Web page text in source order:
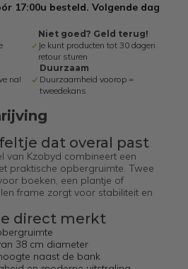
17:00u besteld. Volgende dag
Niet goed? Geld terug!
Je kunt producten tot 30 dagen
retour sturen
na!
Duurzaam
Duurzaamheid voorop =
tweedekans
dat overal past
van Kzobyd combineert een
praktische opbergruimte. Twee
boeken, een plantje of
frame zorgt voor stabiliteit en
direct merkt
38 cm diameter
naast de bank